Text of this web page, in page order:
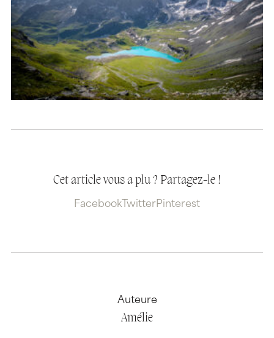
Cet article vous a plu ? Partagez-le !
Facebook TwitterPinterest
Auteure
Amélie